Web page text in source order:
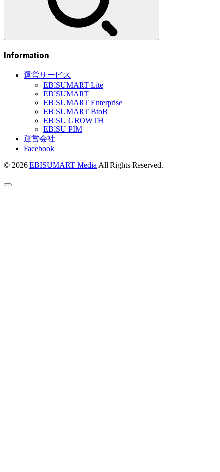
Information
運営サービス
EBISUMART Lite
EBISUMART
EBISUMART Enterprise
EBISUMART BtoB
EBISU GROWTH
EBISU PIM
運営会社
Facebook
© 2026 EBISUMART Media All Rights Reserved.